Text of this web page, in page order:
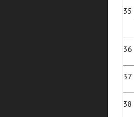
35
36
37
38